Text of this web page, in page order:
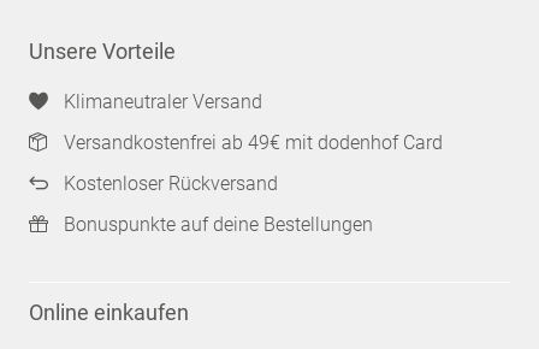
Unsere Vorteile
Klimaneutraler Versand
Versandkostenfrei ab 49€ mit dodenhof Card
Kostenloser Rückversand
Bonuspunkte auf deine Bestellungen
Online einkaufen